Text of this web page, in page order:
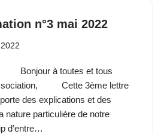
n°3 mai 2022
Bonjour à toutes et tous
Cette 3ème lettre
des explications et des
nature particulière de notre
d’entre…